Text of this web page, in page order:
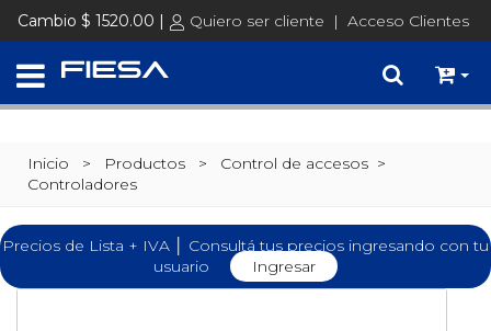
Cambio $ 1520.00 | Quiero ser cliente | Acceso Clientes
Inicio > Productos > Control de accesos >
Controladores
Precios de Lista + IVA │ Consultá tus precios ingresando con tu
usuario
Ingresar